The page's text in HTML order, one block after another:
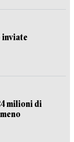
inviate
milioni di